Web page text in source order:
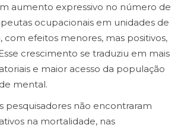
aumento expressivo no número de
ocupacionais em unidades de
com efeitos menores, mas positivos,
crescimento se traduziu em mais
e maior acesso da população
mental.
pesquisadores não encontraram
na mortalidade, nas